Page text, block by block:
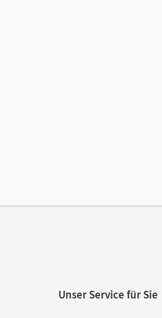
Unser Service für Sie